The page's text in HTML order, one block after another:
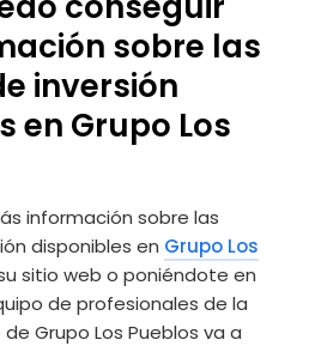
sobre las
inversión
en Grupo Los
información sobre las
disponibles en Grupo Los
sitio web o poniéndote en
de profesionales de la
Grupo Los Pueblos va a